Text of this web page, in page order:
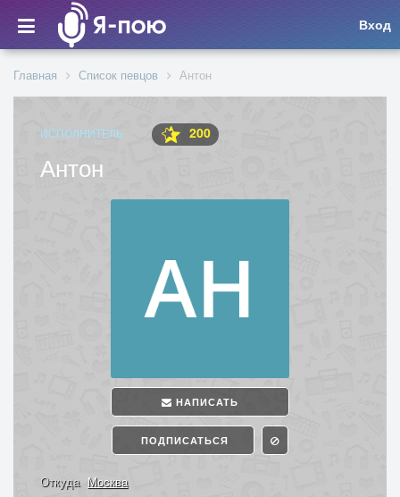
Вход
Главная Список певцов Антон
ИСПОЛНИТЕЛЬ 200
Антон
НАПИСАТЬ
ПОДПИСАТЬСЯ
Откуда Москва